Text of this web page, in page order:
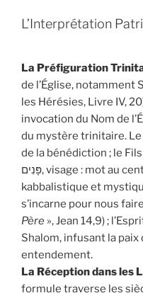
L’Interprétation
La Préfiguration
de l’Église, notamment
les Hérésies, Livre IV,
invocation du Nom de
du mystère trinitaire.
de la bénédiction ; le
פָּנִים, visage : mot au centre de nombreuses pratiques
kabbalistique et
s’incarne pour nous
Père », Jean 14,9) ;
Shalom, infusant la
entendement.
La Réception dans les
formule traverse les